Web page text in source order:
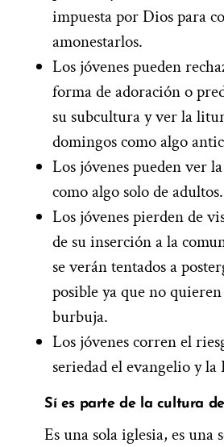
impuesta por Dios para
amonestarlos.
Los jóvenes pueden
forma de adoración o
su subcultura y ver la
domingos como algo
Los jóvenes pueden ver
como algo solo de adultos.
Los jóvenes pierden de
de su inserción a la
se verán tentados a
posible ya que no
burbuja.
Los jóvenes corren el
seriedad el evangelio y la
Sí es partede la cultura
Es una sola iglesia, es una